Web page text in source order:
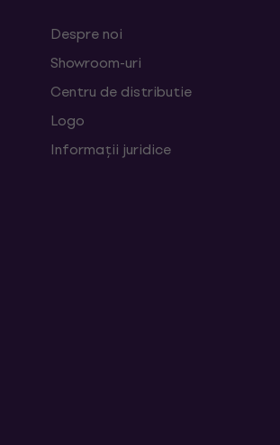
Despre noi
Showroom-uri
Centru de distributie
Logo
Informații juridice